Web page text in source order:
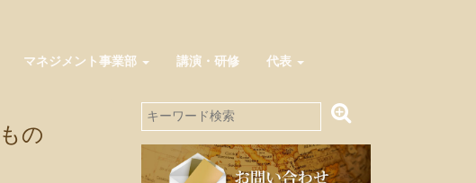
マネジメント事業部 講演・研修 代表
の